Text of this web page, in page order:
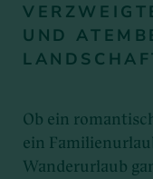
UND
Ob ein
ein
Wanderurlaub